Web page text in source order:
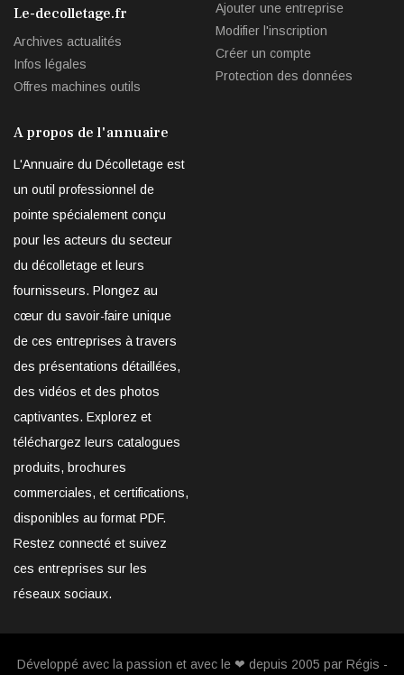
Le-decolletage.fr
Archives actualités
Infos légales
Offres machines outils
Ajouter une entreprise
Modifier l'inscription
Créer un compte
Protection des données
A propos de l'annuaire
L'Annuaire du Décolletage est
un outil professionnel de
pointe spécialement conçu
pour les acteurs du secteur
du décolletage et leurs
fournisseurs. Plongez au
cœur du savoir-faire unique
de ces entreprises à travers
des présentations détaillées,
des vidéos et des photos
captivantes. Explorez et
téléchargez leurs catalogues
produits, brochures
commerciales, et certifications,
disponibles au format PDF.
Restez connecté et suivez
ces entreprises sur les
réseaux sociaux.
Développé avec la passion et avec le ❤ depuis 2005 par Régis -